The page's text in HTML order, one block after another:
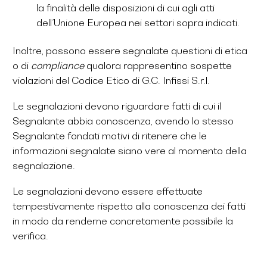
la finalità delle disposizioni di cui agli atti
dell’Unione Europea nei settori sopra indicati.
Inoltre, possono essere segnalate questioni di etica
o di compliancequalora rappresentino sospette
violazioni del Codice Etico di G.C. Infissi S.r.l.
Le segnalazioni devono riguardare fatti di cui il
Segnalante abbia conoscenza, avendo lo stesso
Segnalante fondati motivi di ritenere che le
informazioni segnalate siano vere al momento della
segnalazione.
Le segnalazioni devono essere effettuate
tempestivamente rispetto alla conoscenza dei fatti
in modo da renderne concretamente possibile la
verifica.